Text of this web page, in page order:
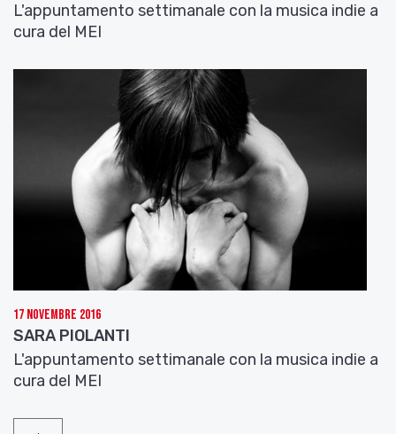
L'appuntamento settimanale con la musica indie a
cura del MEI
17 Novembre 2016
SARA PIOLANTI
L'appuntamento settimanale con la musica indie a
cura del MEI